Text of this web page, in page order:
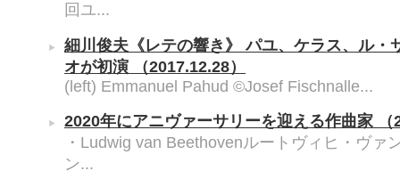
回ユ...
細川俊夫《レテの響き》 パユ、ケラス、ル・
オが初演
（2017.12.28）
(left) Emmanuel Pahud ©Josef Fischnalle...
2020年にアニヴァーサリーを迎える作曲家
・Ludwig van Beethovenルートヴィヒ・ヴァ
ン...